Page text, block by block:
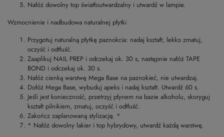
Nałóż dowolny top światłoutwardzalny i utwardź w lampie.
Wzmocnienie i nadbudowa naturalnej płytki
Przygotuj naturalną płytkę paznokcia: nadaj kształt, lekko zmatuj,
oczyść i odtłuść.
Zaaplikuj NAIL PREP i odczekaj ok. 30 s, następnie nałóż TAPE
BOND i odczekaj ok. 30 s.
Nałóż cienką warstwę Mega Base na paznokieć, nie utwardzaj.
Dołóż Mega Base, wybuduj apeks i nadaj kształt. Utwardź 60 s.
Jeśli jest konieczność, przetrzyj płynem na bazie alkoholu, skoryguj
kształt pilnikiem, zmatuj, oczyść i odtłuść.
Zakończ zaplanowaną stylizację. *
* Nałóż dowolny lakier i top hybrydowy, utwardź każdą warstwę.